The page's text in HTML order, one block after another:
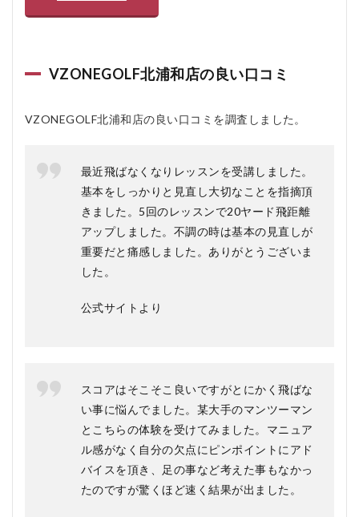
VZONEGOLF北浦和店の良い口コミ
VZONEGOLF北浦和店の良い口コミを調査しました。
最近飛ばなくなりレッスンを受講しました。
基本をしっかりと見直し大切なことを指摘頂
きました。5回のレッスンで20ヤード飛距離
アップしました。不調の時は基本の見直しが
重要だと痛感しました。ありがとうございま
した。
公式サイトより
スコアはそこそこ良いですがとにかく飛ばな
い事に悩んでました。某大手のマンツーマン
とこちらの体験を受けてみました。マニュア
ル感がなく自分の欠点にピンポイントにアド
バイスを頂き、足の事など考えた事もなかっ
たのですが驚くほど速く結果が出ました。